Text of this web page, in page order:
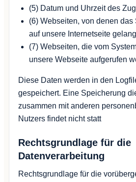
(5) Datum und Uhrzeit des
(6) Webseiten, von denen
auf unsere Internetseite
(7) Webseiten, die vom
unsere Webseite aufgerufen
Diese Daten werden in den
gespeichert. Eine Speicherung
zusammen mit anderen
Nutzers findet nicht statt
Rechtsgrundlage für die
Datenverarbeitung
Rechtsgrundlage für die